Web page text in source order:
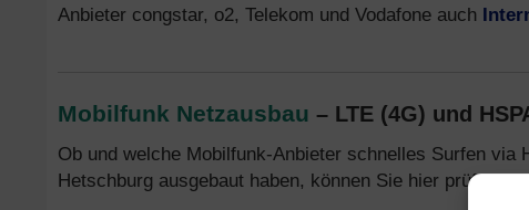
Anbieter congstar, o2, Telekom und Vodafone auch
Mobilfunk Netzausbau – LTE (4G) und
Ob und welche Mobilfunk-Anbieter schnelles Surfen via
Hetschburg ausgebaut haben, können Sie hier prüfen: